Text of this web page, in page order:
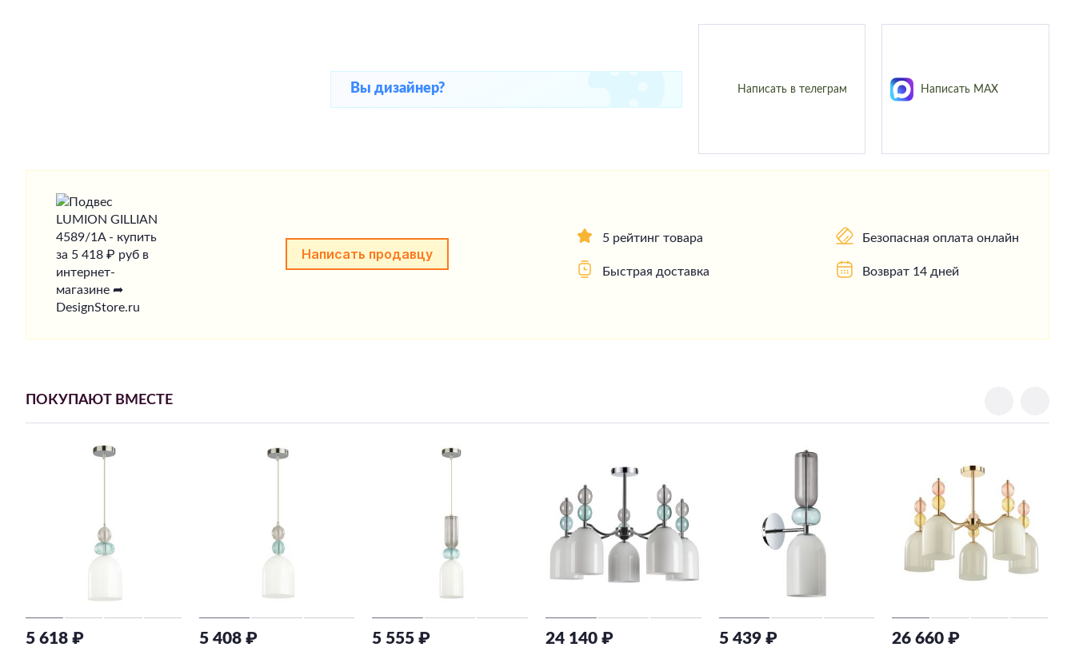
Вы дизайнер? Написать в телеграм Написать MAX
Написать продавцу
5 рейтинг товара
Быстрая доставка
Безопасная оплата онлайн
Возврат 14 дней
ПОКУПАЮТ ВМЕСТЕ
5 618 ₽ 5 408 ₽ 5 555 ₽ 24 140 ₽ 5 439 ₽ 26 660 ₽